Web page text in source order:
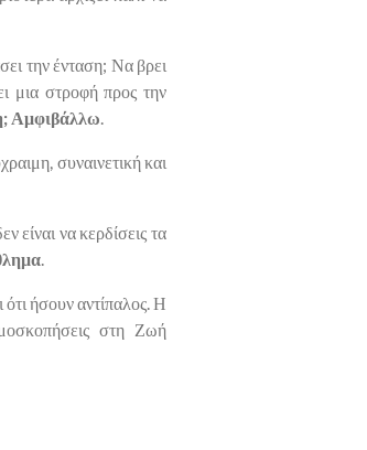
την ένταση; Να βρει
μια στροφή προς την
Αμφιβάλλω
συναινετική και
είναι να κερδίσεις τα
ότι ήσουν αντίπαλος. Η
στη Ζωή